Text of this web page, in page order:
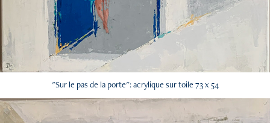
"Sur le pas de la porte": acrylique sur toile 73 x 54